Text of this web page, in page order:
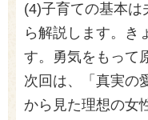
(4)子育ての基本
ら解説します。き
す。勇気をもって
次回は、「真実の
から見た理想の女